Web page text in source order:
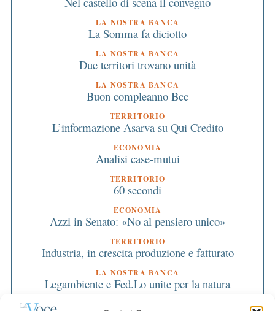
LA NOSTRA BANCA
La Somma fa diciotto
LA NOSTRA BANCA
Due territori trovano unità
LA NOSTRA BANCA
Buon compleanno Bcc
TERRITORIO
L’informazione Asarva su Qui Credito
ECONOMIA
Analisi case-mutui
TERRITORIO
60 secondi
ECONOMIA
Azzi in Senato: «No al pensiero unico»
TERRITORIO
Industria, in crescita produzione e fatturato
LA NOSTRA BANCA
Legambiente e Fed.Lo unite per la natura